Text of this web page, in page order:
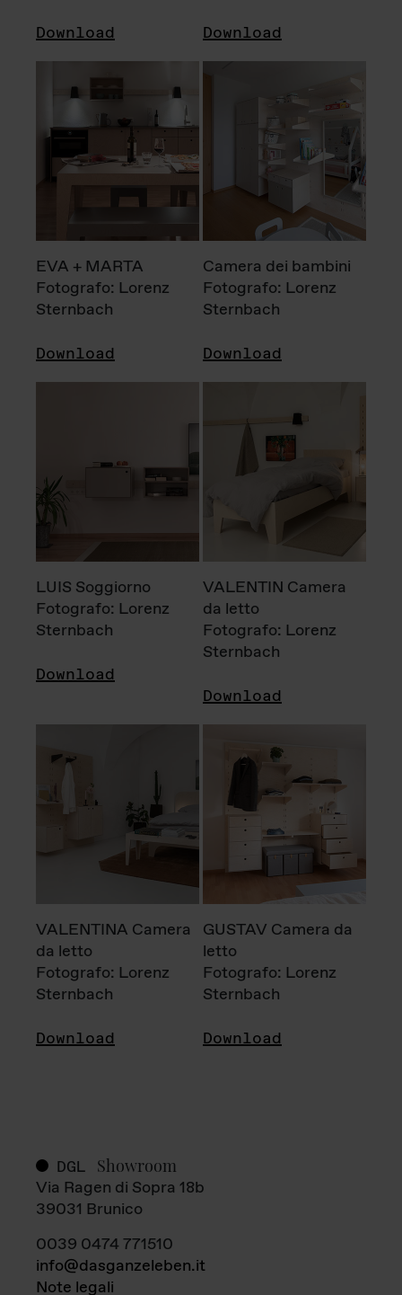
Download Download
EVA + MARTA
Fotografo: Lorenz
Sternbach
Download
Camera dei bambini
Fotografo: Lorenz
Sternbach
Download
LUIS Soggiorno
Fotografo: Lorenz
Sternbach
Download
VALENTIN Camera
da letto
Fotografo: Lorenz
Sternbach
Download
VALENTINA Camera
da letto
Fotografo: Lorenz
Sternbach
Download
GUSTAV Camera da
letto
Fotografo: Lorenz
Sternbach
Download
DGL Showroom
Via Ragen di Sopra 18b
39031 Brunico
0039 0474 771510
info@dasganzeleben.it
Note legali